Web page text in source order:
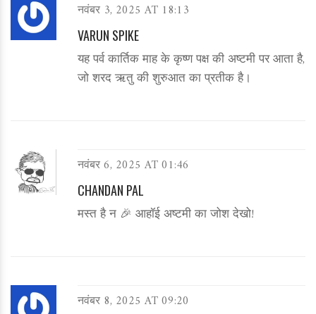
नवंबर 3, 2025 AT 18:13
VARUN SPIKE
यह पर्व कार्तिक माह के कृष्ण पक्ष की अष्टमी पर आता है,
जो शरद ऋतु की शुरुआत का प्रतीक है।
नवंबर 6, 2025 AT 01:46
CHANDAN PAL
मस्त है न 🎉 आहॉई अष्टमी का जोश देखो!
नवंबर 8, 2025 AT 09:20